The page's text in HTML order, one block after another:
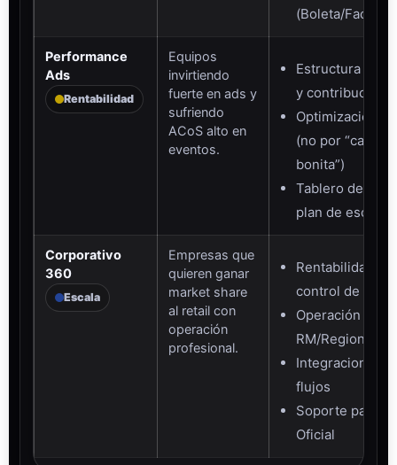
(Boleta/Factura)
Performance
Ads
Rentabilidad
Equipos
invirtiendo
fuerte en ads y
sufriendo
ACoS alto en
eventos.
Estructura por
y contribución
Optimización
(no por
bonita”)
Tablero de
plan de
Corporativo
360
Escala
Empresas que
quieren ganar
market share
al retail con
operación
profesional.
Rentabilidad
control de
Operación
RM/Regiones
Integraciones
flujos
Soporte para
Oficial